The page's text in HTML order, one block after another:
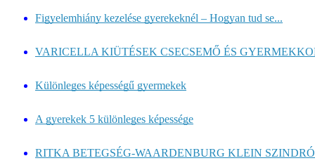
Figyelemhiány kezelése gyerekeknél – Hogyan tud se...
VARICELLA KIÜTÉSEK CSECSEMŐ ÉS
Különleges képességű gyermekek
A gyerekek 5 különleges képessége
RITKA BETEGSÉG-WAARDENBURG KLEIN